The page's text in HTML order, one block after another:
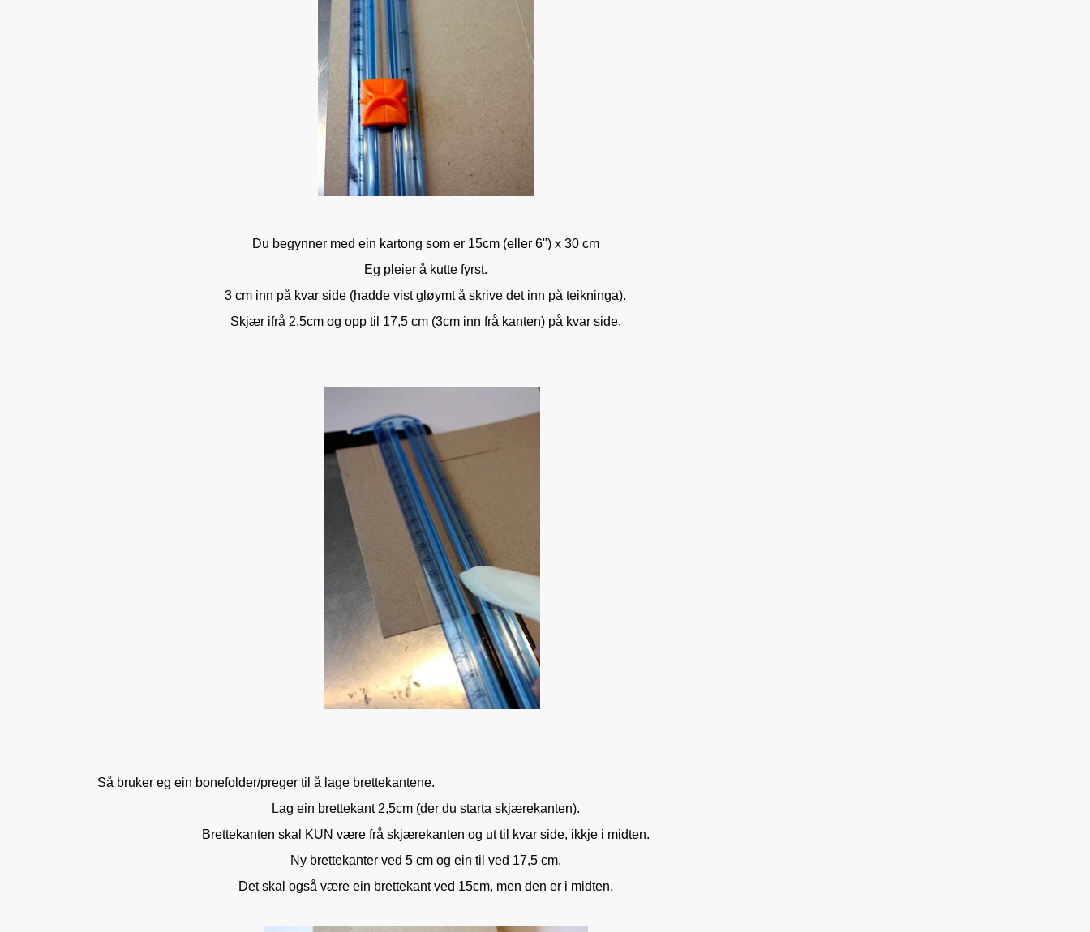
Du begynner med ein kartong som er 15cm (eller 6") x 30 cm
Eg pleier å kutte fyrst.
3 cm inn på kvar side (hadde vist gløymt å skrive det inn på teikninga).
Skjær ifrå 2,5cm og opp til 17,5 cm (3cm inn frå kanten) på kvar side.
Så bruker eg ein bonefolder/preger til å lage brettekantene.
Lag ein brettekant 2,5cm (der du starta skjærekanten).
Brettekanten skal KUN være frå skjærekanten og ut til kvar side, ikkje i midten.
Ny brettekanter ved 5 cm og ein til ved 17,5 cm.
Det skal også være ein brettekant ved 15cm, men den er i midten.